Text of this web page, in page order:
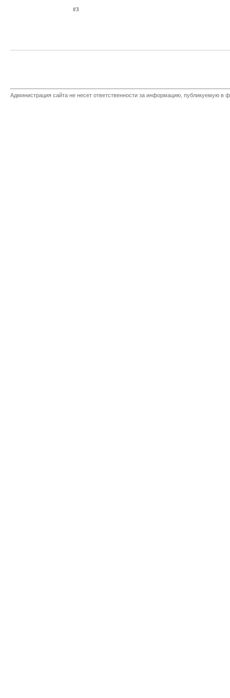
#3
Администрация сайта не несет ответственности за информацию, публикуемую